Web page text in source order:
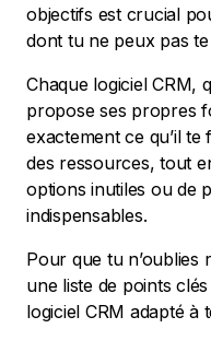
objectifs est crucial
dont tu ne peux pas te
Chaque logiciel CRM,
propose ses propres
exactement ce qu’il
des ressources, tout
options inutiles ou de
indispensables.
Pour que tu n’oublies
une liste de points
logiciel CRM adapté à